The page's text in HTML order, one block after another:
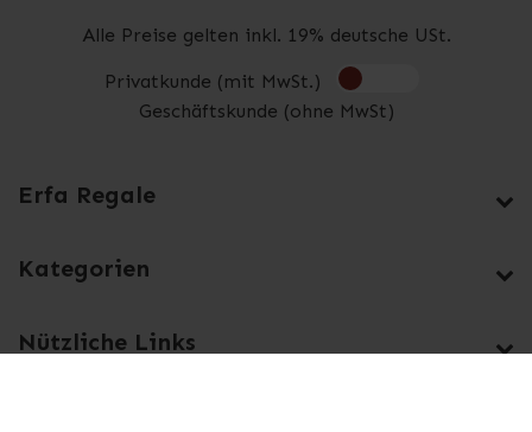
Alle Preise gelten inkl. 19% deutsche USt.
Privatkunde (mit MwSt.)
Geschäftskunde (ohne MwSt)
Erfa Regale
Kategorien
Nützliche Links